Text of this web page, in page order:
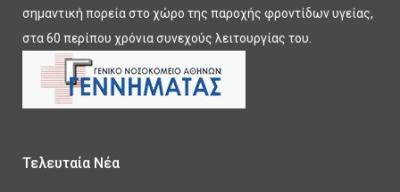
σημαντική πορεία στο χώρο της παροχής φροντίδων υγείας,
στα 60 περίπου χρόνια συνεχούς λειτουργίας του.
Τελευταία Νέα